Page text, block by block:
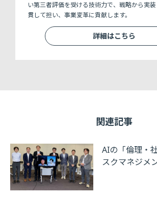
関連記事
AIの「倫理・
スクマネジメ
い第三者評価を受ける技術力で、戦略から実
貫して担い、事業変革に貢献します。
詳細はこちら